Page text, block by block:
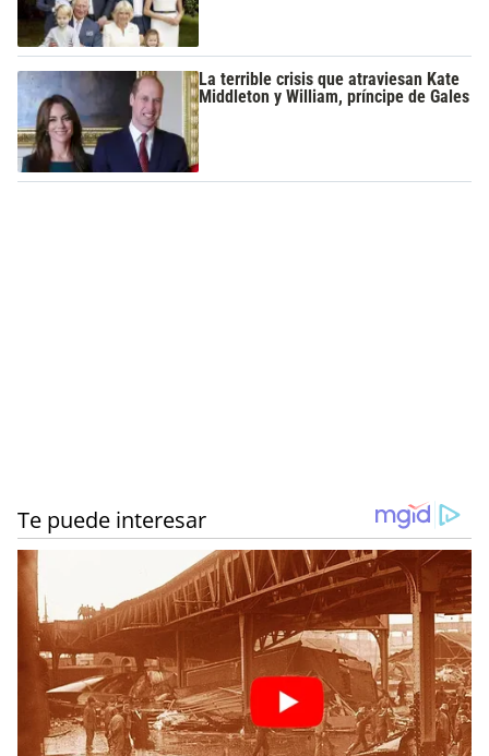
La terrible crisis que atraviesan Kate
Middleton y William, príncipe de Gales